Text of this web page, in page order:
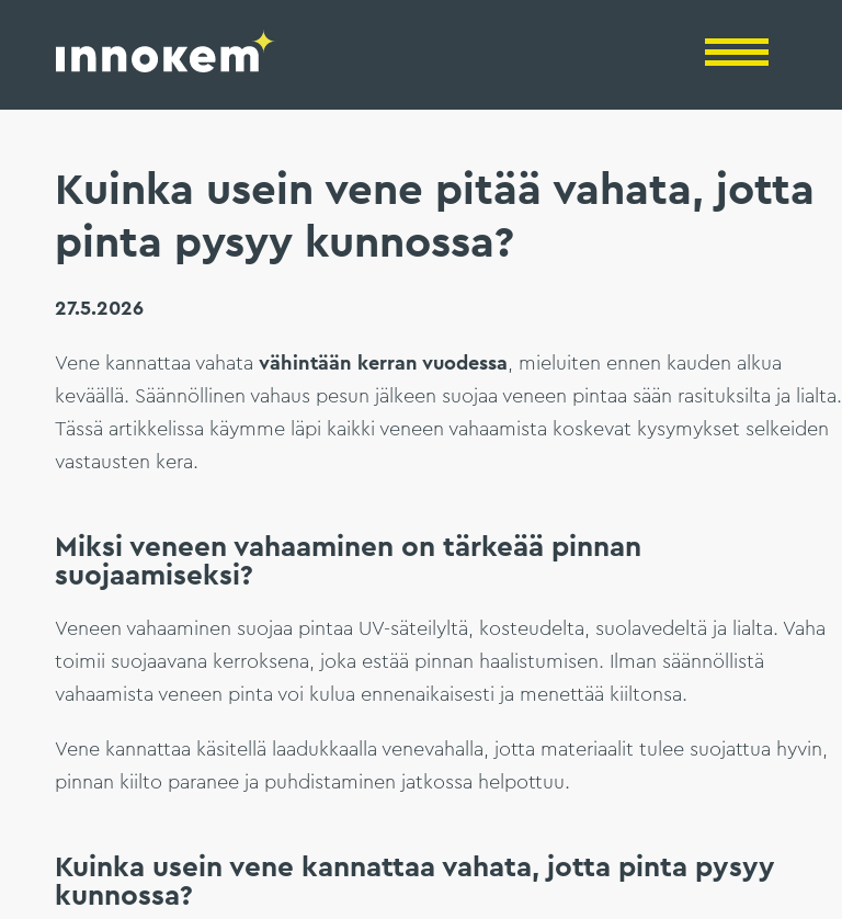
Kuinka usein vene pitää vahata, jotta
pinta pysyy kunnossa?
27.5.2026
Vene kannattaa vahata vähintään kerran vuodessa , mieluiten ennen kauden alkua
keväällä. Säännöllinen vahaus pesun jälkeen suojaa veneen pintaa sään rasituksilta ja lialta.
Tässä artikkelissa käymme läpi kaikki veneen vahaamista koskevat kysymykset selkeiden
vastausten kera.
Miksi veneen vahaaminen on tärkeää pinnan
suojaamiseksi?
Veneen vahaaminen suojaa pintaa UV-säteilyltä, kosteudelta, suolavedeltä ja lialta. Vaha
toimii suojaavana kerroksena, joka estää pinnan haalistumisen. Ilman säännöllistä
vahaamista veneen pinta voi kulua ennenaikaisesti ja menettää kiiltonsa.
Vene kannattaa käsitellä laadukkaalla venevahalla, jotta materiaalit tulee suojattua hyvin,
pinnan kiilto paranee ja puhdistaminen jatkossa helpottuu.
Kuinka usein vene kannattaa vahata, jotta pinta pysyy
kunnossa?